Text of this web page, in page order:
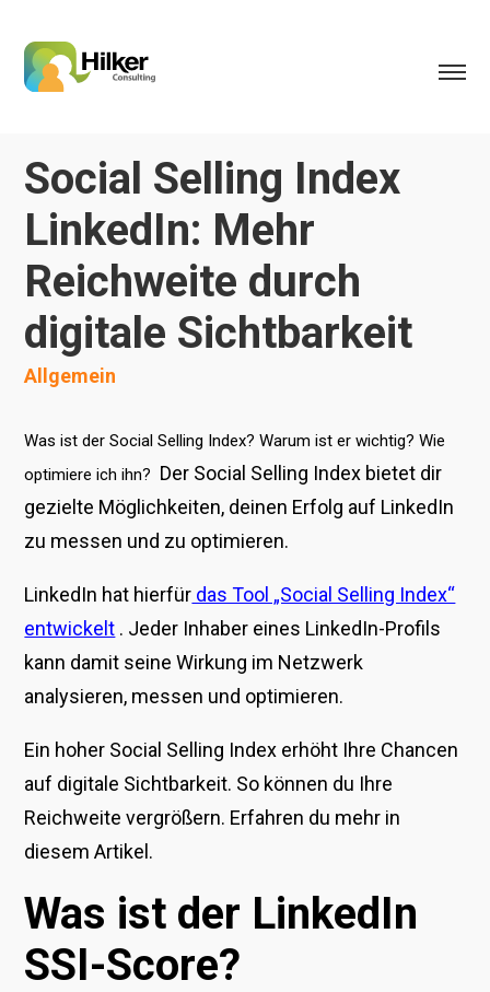
Social Selling Index
LinkedIn: Mehr
Reichweite durch
digitale Sichtbarkeit
Allgemein
Was ist der Social Selling Index? Warum ist er wichtig? Wie
optimiere ich ihn? Der Social Selling Index bietet dir
gezielte Möglichkeiten, deinen Erfolg auf LinkedIn
zu messen und zu optimieren.
LinkedIn hat hierfür das Tool „Social Selling Index“
entwickelt . Jeder Inhaber eines LinkedIn-Profils
kann damit seine Wirkung im Netzwerk
analysieren, messen und optimieren.
Ein hoher Social Selling Index erhöht Ihre Chancen
auf digitale Sichtbarkeit. So können du Ihre
Reichweite vergrößern. Erfahren du mehr in
diesem Artikel.
Was ist der LinkedIn
SSI-Score?